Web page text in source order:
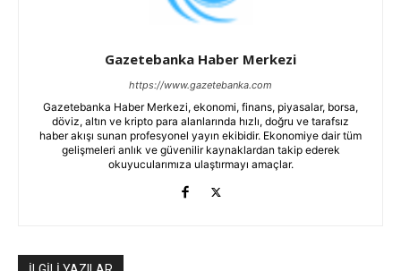
Gazetebanka Haber Merkezi
https://www.gazetebanka.com
Gazetebanka Haber Merkezi, ekonomi, finans, piyasalar, borsa,
döviz, altın ve kripto para alanlarında hızlı, doğru ve tarafsız
haber akışı sunan profesyonel yayın ekibidir. Ekonomiye dair tüm
gelişmeleri anlık ve güvenilir kaynaklardan takip ederek
okuyucularımıza ulaştırmayı amaçlar.